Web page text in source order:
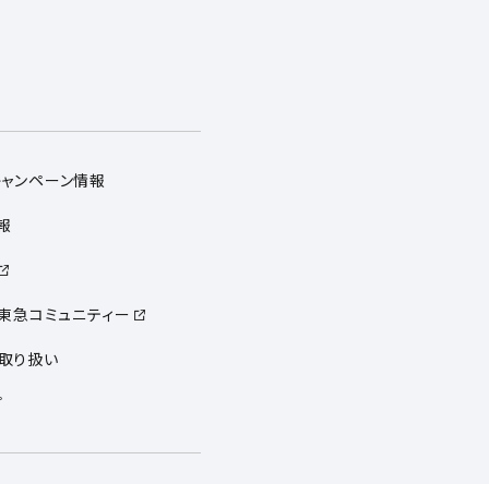
ンペーン情報
急コミュニティー
り扱い